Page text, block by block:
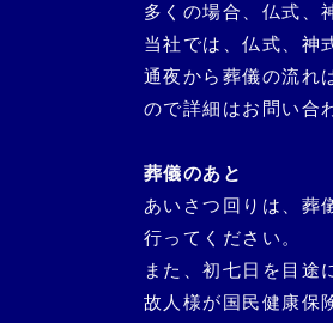
多くの場合、仏式、
当社では、仏式、神
通夜から葬儀の流れ
ので詳細はお問い合
葬儀のあと
あいさつ回りは、葬
行ってください。
また、初七日を目途
故人様が国民健康保